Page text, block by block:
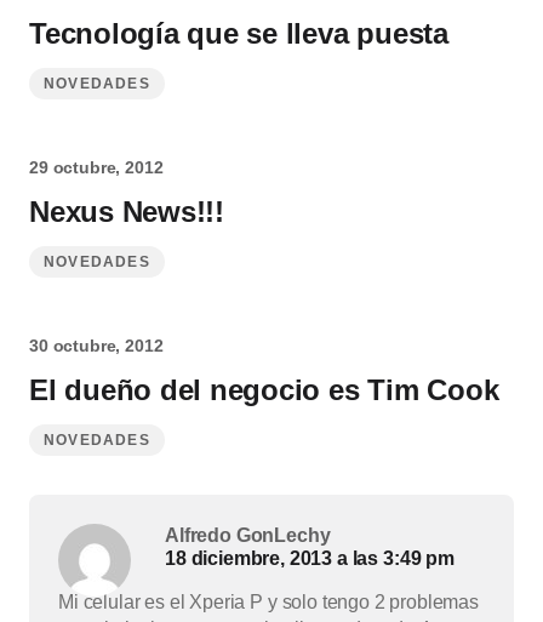
Tecnología que se lleva puesta
NOVEDADES
29 octubre, 2012
Nexus News!!!
NOVEDADES
30 octubre, 2012
El dueño del negocio es Tim Cook
NOVEDADES
Alfredo GonLechy
18 diciembre, 2013 a las 3:49 pm
Mi celular es el Xperia P y solo tengo 2 problemas